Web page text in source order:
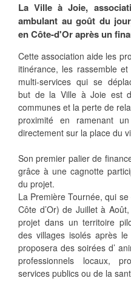
La Ville à Joie,
ambulant au goût du
en Côte-d'Or après un
Cette association aide les
itinérance, les rassemble
multi-services qui se
but de la Ville à Joie est
communes et la perte de
proximité en ramenant
directement sur la place du
Son premier palier de
grâce à une cagnotte
du projet.
La Première Tournée, qui
Côte d’Or) de Juillet à
projet dans un territoire
des villages isolés après
proposera des soirées d’
professionnels locaux,
services publics ou de la